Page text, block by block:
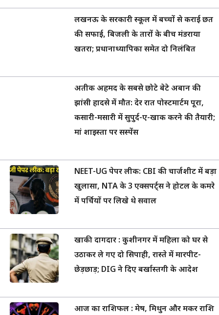
लखनऊ के सरकारी स्कूल में बच्चों से कराई छत
की सफाई, बिजली के तारों के बीच मंडराया
खतरा; प्रधानाध्यापिका समेत दो निलंबित
अतीक अहमद के सबसे छोटे बेटे अबान की
झांसी हादसे में मौत: देर रात पोस्टमार्टम पूरा,
कसारी-मसारी में सुपुर्द-ए-खाक करने की तैयारी;
मां शाइस्ता पर सस्पेंस
NEET-UG पेपर लीक: CBI की चार्जशीट में बड़ा
खुलासा, NTA के 3 एक्सपर्ट्स ने होटल के कमरे
में पर्चियों पर लिखे थे सवाल
खाकी दागदार : कुशीनगर में महिला को घर से
उठाकर ले गए दो सिपाही, रास्ते में मारपीट-
छेड़छाड़; DIG ने दिए बर्खास्तगी के आदेश
आज का राशिफल : मेष, मिथुन और मकर राशि